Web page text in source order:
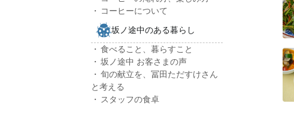
コーヒーについて
坂ノ途中のある暮らし
食べること、暮らすこと
坂ノ途中 お客さまの声
旬の献立を、冨田ただすけさん
と考える
スタッフの食卓